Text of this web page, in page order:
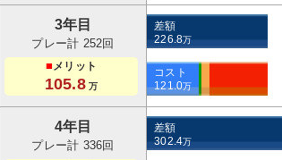
3年目
プレー計 252回
■メリット
105.8万
差額
226.8万
コスト
121.0万
4年目
プレー計 336回
差額
302.4万